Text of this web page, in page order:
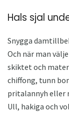
Hals sjal
Snygga
Och när man
skiktet och
chiffong, tunn
pritalannyh eller
Ull, hakiga och